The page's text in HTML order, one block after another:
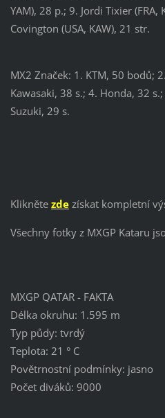
YAM), 28 p.; 9. Jordi Tixier (FRA,
Covington (USA, KAW), 21 str.
MX2 Značek: 1. KTM, 50 bodů;
Kawasaki, 38 s.; 4. Honda, 32
Suzuki, 29 s.
Klikněte zdezískat kompletní
Všechny fotky z MXGP Kataru
MXGP QATAR - FAKTA
Délka okruhu: 1.595 m
Typ půdy: tvrdý
Teplota: 21 ° C
Povětrnostní podmínky: jasno
Počet diváků: 9000